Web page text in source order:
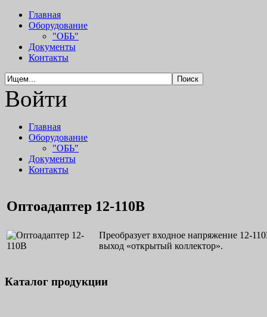
Главная
Оборудование
"ОБЬ"
Документы
Контакты
Войти
Главная
Оборудование
"ОБЬ"
Документы
Контакты
Оптоадаптер 12-110В
Преобразует входное напряжение 12-
выход «открытый коллектор».
Каталог продукции